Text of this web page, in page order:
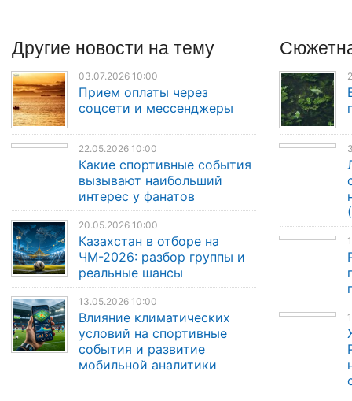
Другие новости на тему
03.07.2026 10:00
Прием оплаты через
соцсети и мессенджеры
22.05.2026 10:00
Какие спортивные события
вызывают наибольший
интерес у фанатов
20.05.2026 10:00
Казахстан в отборе на
ЧМ-2026: разбор группы и
реальные шансы
13.05.2026 10:00
Влияние климатических
условий на спортивные
события и развитие
мобильной аналитики